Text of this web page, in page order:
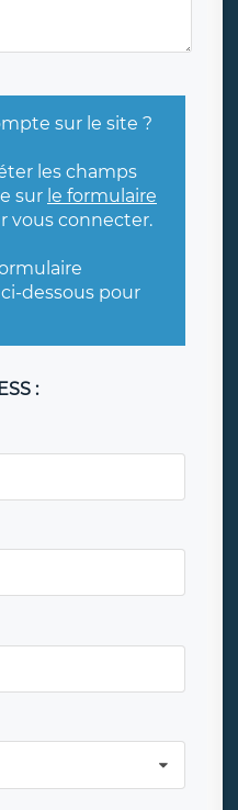
sur le site ?
les champs
sur le formulaire
vous connecter.
dessous pour
: